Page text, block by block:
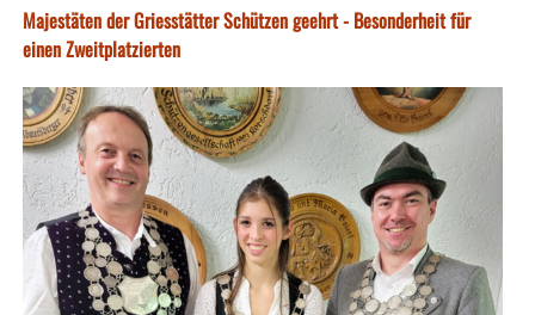
Majestäten der Griesstätter Schützen geehrt - Besonderheit für
einen Zweitplatzierten